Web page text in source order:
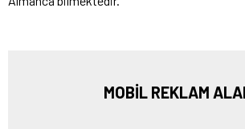
MOBİL REKLAM